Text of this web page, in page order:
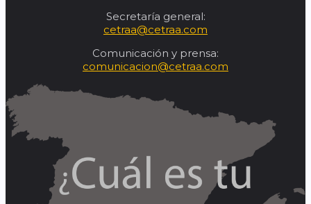
Secretaría general:
cetraa@cetraa.com
Comunicación y prensa:
comunicacion@cetraa.com